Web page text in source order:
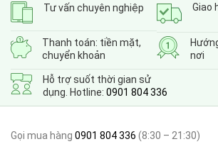
Tư vấn chuyên nghiệp Giao
Thanh toán: tiền mặt,
chuyển khoản
nơi
Hỗ trợ suốt thời gian sử
dụng. Hotline: 0901 804 336
Gọi mua hàng 0901 804 336 (8:30 – 21:30)